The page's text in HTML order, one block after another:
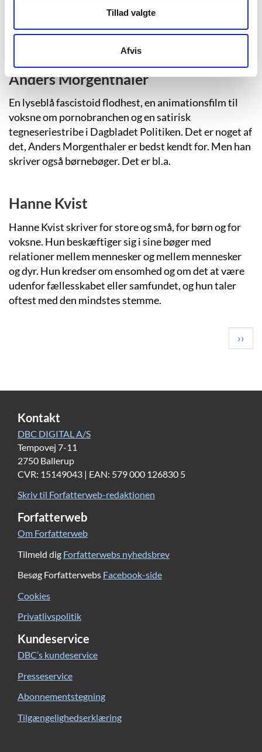
Tillad valgte
Afvis
voksne gør. Med deres uvidenhed og umiddelbarhed
stiller børnene i Morten Dürrs romaner hverdagens
socialrealistiske problemer i et anderledes lys.
Anders Morgenthaler
En lyseblå fascistoid flodhest, en animationsfilm til
voksne om pornobranchen og en satirisk
tegneseriestribe i Dagbladet Politiken. Det er noget af
det, Anders Morgenthaler er bedst kendt for. Men han
skriver også børnebøger. Det er bl.a.
Hanne Kvist
Hanne Kvist skriver for store og små, for børn og for
voksne. Hun beskæftiger sig i sine bøger med
relationer mellem mennesker og mellem mennesker
og dyr. Hun kredser om ensomhed og om det at være
udenfor fællesskabet eller samfundet, og hun taler
oftest med den mindstes stemme.
Next
page
››
Kontakt
DBC DIGITAL A/S
Tempovej 7-11
2750 Ballerup
CVR: 15149043 | EAN: 579 000 126830 5
Skriv til Forfatterweb-redaktionen
Forfatterweb
Om Forfatterweb
Tilmeld dig Forfatterwebs nyhedsbrev
Besøg Forfatterwebs Facebook-side
Cookies
Privatlivspolitik
Kundeservice
DBC’s kundeservice
Presseservice
Abonnementstegning
Tilgængelighedserklæring